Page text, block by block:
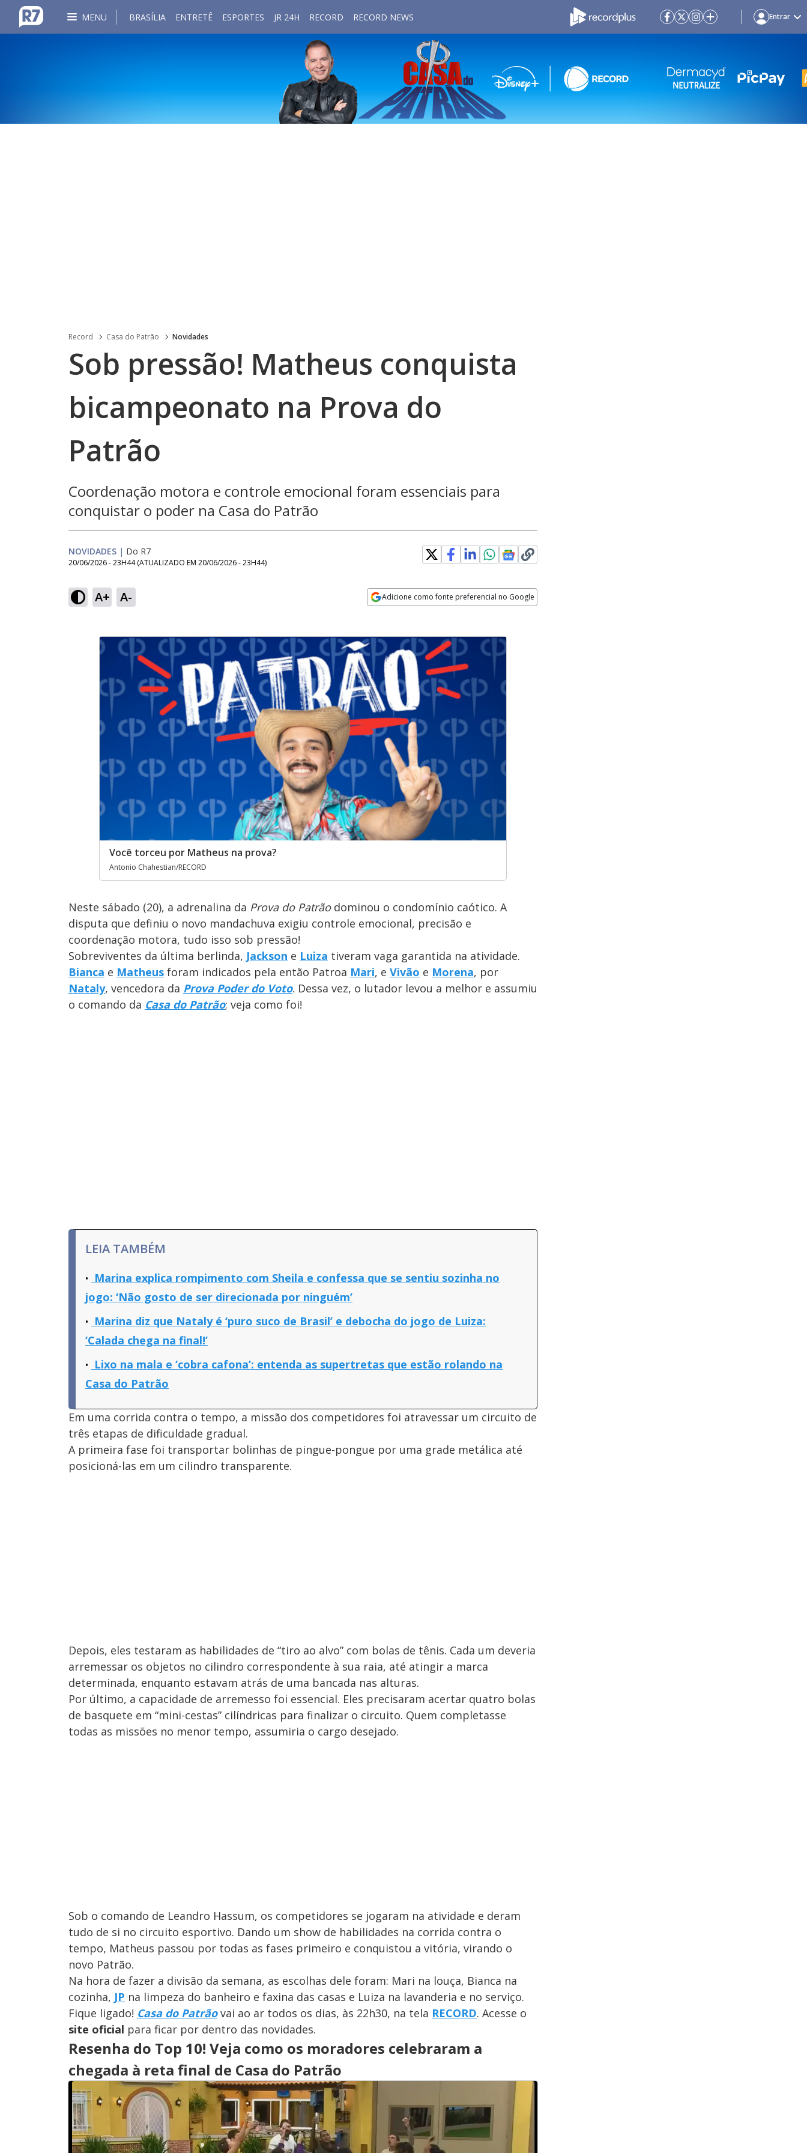
MENU BRASÍLIA ENTRETÊ ESPORTES JR 24H RECORD RECORD NEWS Entrar
Record Casa do Patrão Novidades
Sob pressão! Matheus conquista
bicampeonato na Prova do
Patrão
Coordenação motora e controle emocional foram essenciais para
conquistar o poder na Casa do Patrão
NOVIDADES | Do R7
20/06/2026 - 23H44 (ATUALIZADO EM 20/06/2026 - 23H44)
A+ A- Adicione como fonte preferencial no Google
Você torceu por Matheus na prova?
Antonio Chahestian/RECORD
Neste sábado (20), a adrenalina da Prova do Patrãodominou o condomínio caótico. A
disputa que definiu o novo mandachuva exigiu controle emocional, precisão e
coordenação motora, tudo isso sob pressão!
Sobreviventes da última berlinda, Jackson e Luiza tiveram vaga garantida na atividade.
Bianca e Matheus foram indicados pela então Patroa Mari, e Vivão e Morena, por
Nataly, vencedora da Prova Poder do Voto. Dessa vez, o lutador levou a melhor e assumiu
o comando da Casa do Patrão; veja como foi!
LEIA TAMBÉM
Marina explica rompimento com Sheila e confessa que se sentiu sozinha no
jogo: ‘Não gosto de ser direcionada por ninguém’
Marina diz que Nataly é ‘puro suco de Brasil’ e debocha do jogo de Luiza:
‘Calada chega na final!’
Lixo na mala e ‘cobra cafona’: entenda as supertretas que estão rolando na
Casa do Patrão
Em uma corrida contra o tempo, a missão dos competidores foi atravessar um circuito de
três etapas de dificuldade gradual.
A primeira fase foi transportar bolinhas de pingue-pongue por uma grade metálica até
posicioná-las em um cilindro transparente.
Depois, eles testaram as habilidades de “tiro ao alvo” com bolas de tênis. Cada um deveria
arremessar os objetos no cilindro correspondente à sua raia, até atingir a marca
determinada, enquanto estavam atrás de uma bancada nas alturas.
Por último, a capacidade de arremesso foi essencial. Eles precisaram acertar quatro bolas
de basquete em “mini-cestas” cilíndricas para finalizar o circuito. Quem completasse
todas as missões no menor tempo, assumiria o cargo desejado.
Sob o comando de Leandro Hassum, os competidores se jogaram na atividade e deram
tudo de si no circuito esportivo. Dando um show de habilidades na corrida contra o
tempo, Matheus passou por todas as fases primeiro e conquistou a vitória, virando o
novo Patrão.
Na hora de fazer a divisão da semana, as escolhas dele foram: Mari na louça, Bianca na
cozinha, JP na limpeza do banheiro e faxina das casas e Luiza na lavanderia e no serviço.
Fique ligado! Casa do Patrãovai ao ar todos os dias, às 22h30, na tela RECORD. Acesse o
site oficial para ficar por dentro das novidades.
Resenha do Top 10! Veja como os moradores celebraram a
chegada à reta final de Casa do Patrão